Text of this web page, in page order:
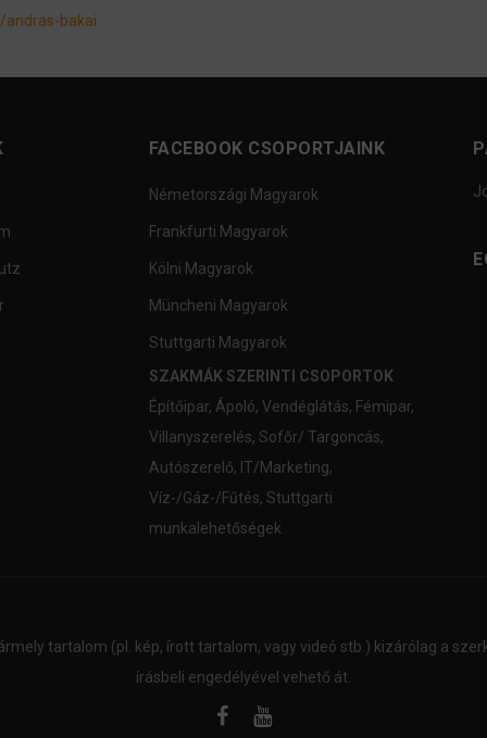
bakai
FACEBOOK CSOPORTJAINK
Németországi Magyarok
Frankfurti Magyarok
Kölni Magyarok
Müncheni Magyarok
Stuttgarti Magyarok
SZAKMÁK SZERINTI CSOPORTOK
Építőipar, Ápoló, Vendéglátás, Fémipar,
Villanyszerelés, Sofőr/ Targoncás,
Autószerelő, IT/Marketing,
Víz-/Gáz-/Fűtés, Stuttgarti
munkalehetőségek
tartalom (pl. kép, írott tartalom, vagy videó stb.) kizárólag a
írásbeli engedélyével vehető át.